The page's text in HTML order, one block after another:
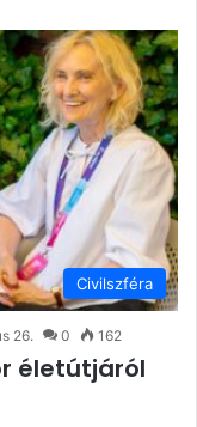
Civilszféra
26. 0 162
életútjáról